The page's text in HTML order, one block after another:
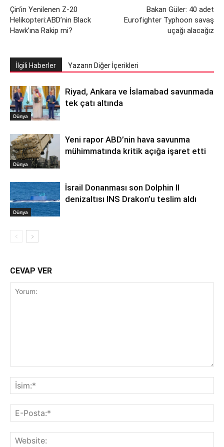
Çin’in Yenilenen Z-20
Helikopteri:ABD’nin Black
Hawk’ına Rakip mi?
Bakan Güler: 40 adet
Eurofighter Typhoon savaş
uçağı alacağız
İlgili Haberler Yazarın Diğer İçerikleri
Dünya
Riyad, Ankara ve İslamabad savunmada
tek çatı altında
Dünya
Yeni rapor ABD’nin hava savunma
mühimmatında kritik açığa işaret etti
Dünya
İsrail Donanması son Dolphin II
denizaltısı INS Drakon’u teslim aldı
CEVAP VER